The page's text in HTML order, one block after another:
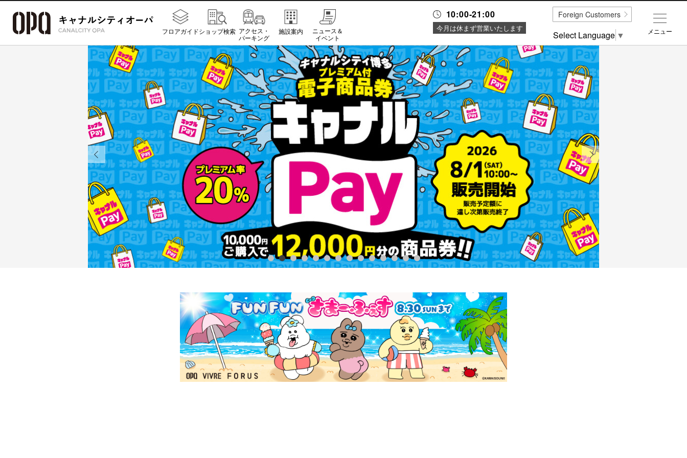
10:00-21:00
今月は休まず営業いたします
フロアガイドショップ検索 アクセス・
パーキング
施設案内
ニュース＆
イベント
Previous Next
メニュー
Foreign Customers
Select Language ▼